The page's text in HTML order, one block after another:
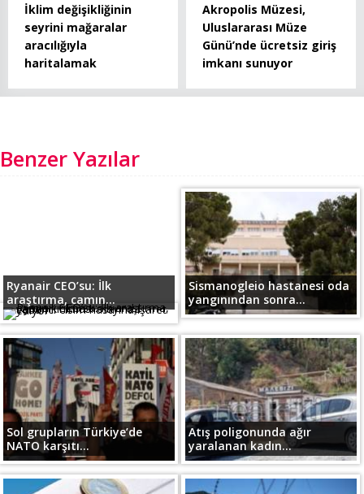
İklim değişikliğinin
seyrini mağaralar
aracılığıyla
haritalamak
Akropolis Müzesi,
Uluslararası Müze
Günü’nde ücretsiz giriş
imkanı sunuyor
Benzer Yazılar
Ryanair CEO’su: İlk
araştırma, camın...
Sismanogleio hastanesi oda
yangınından sonra...
Sol grupların Türkiye’de
NATO karşıtı...
Atış poligonunda ağır
yaralanan kadın...